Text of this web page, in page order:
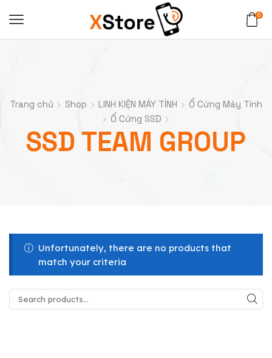
0
Trang chủ Shop LINH KIỆN MÁY TÍNH
Ổ Cứng Máy Tính
Ổ Cứng SSD
SSD TEAM GROUP
Unfortunately, there are no products that
match your criteria